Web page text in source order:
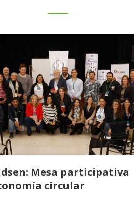
Mesa participativa
circular